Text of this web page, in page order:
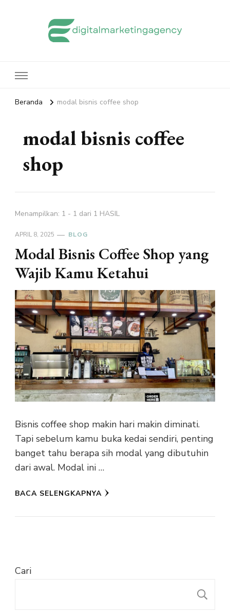
Beranda modal bisnis coffee shop
modal bisnis coffee
shop
Menampilkan: 1 - 1 dari 1 HASIL
APRIL 8, 2025 BLOG
Modal Bisnis Coffee Shop yang
Wajib Kamu Ketahui
Bisnis coffee shop makin hari makin diminati.
Tapi sebelum kamu buka kedai sendiri, penting
banget tahu berapa sih modal yang dibutuhin
dari awal. Modal ini …
BACA SELENGKAPNYA
Cari